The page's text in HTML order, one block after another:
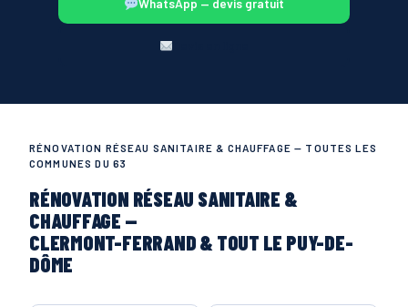
WhatsApp — devis gratuit
RÉNOVATION RÉSEAU SANITAIRE & CHAUFFAGE — TOUTES LES
COMMUNES DU 63
RÉNOVATION RÉSEAU SANITAIRE &
CHAUFFAGE —
CLERMONT-FERRAND & TOUT LE PUY-DE-
DÔME